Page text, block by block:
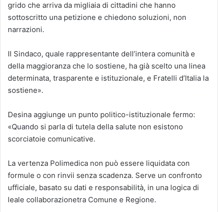
grido che arriva da migliaia di cittadini che hanno
sottoscritto una petizione e chiedono soluzioni, non
narrazioni.
Il Sindaco, quale rappresentante dell’intera comunità e
della maggioranza che lo sostiene, ha già scelto una linea
determinata, trasparente e istituzionale, e Fratelli d’Italia la
sostiene».
Desina aggiunge un punto politico-istituzionale fermo:
«Quando si parla di tutela della salute non esistono
scorciatoie comunicative.
La vertenza Polimedica non può essere liquidata con
formule o con rinvii senza scadenza. Serve un confronto
ufficiale, basato su dati e responsabilità, in una logica di
leale collaborazionetra Comune e Regione.